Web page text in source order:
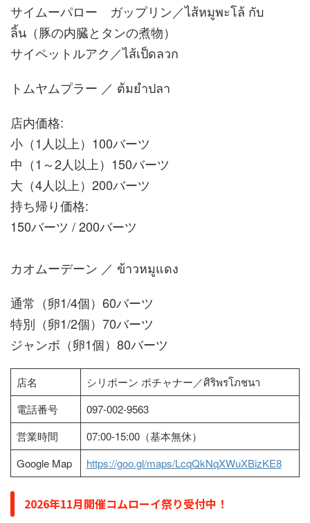
サイムーパロー ガップリン／ไส้หมูพะโล้ กับ
ลิ้น（豚の内臓とタンの煮物）
サイペットルアク／ไส้เป็ดลวก
トムヤムプラー ／ ต้มยำปลา
店内価格:
小（1人以上）100バーツ
中（1～2人以上）150バーツ
大（4人以上）200バーツ
持ち帰り価格:
150バーツ / 200バーツ
カオムーデーン ／ ข้าวหมูแดง
通常（卵1/4個）60バーツ
特別（卵1/2個）70バーツ
ジャンボ（卵1個）80バーツ
店名
シリポーン ポチャナー／ศิริพรโภชนา
電話番号
097-002-9563
営業時間
07:00-15:00（基本無休）
Google Map
https://goo.gl/maps/LcqQkNqXWuXBizKE8
2026年11月開催コムローイ祭り受付中！